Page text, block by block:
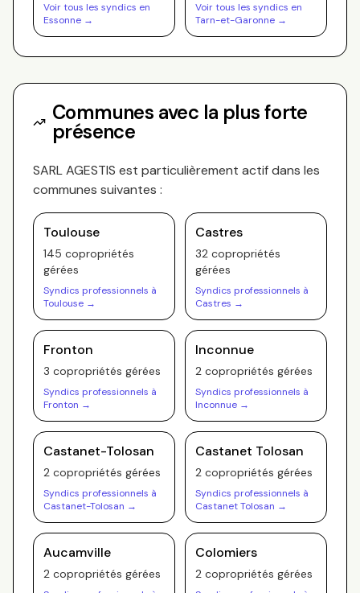
Voir tous les syndics en
Essonne →
Voir tous les syndics en
Tarn-et-Garonne →
Communes avec la plus forte
présence
SARL AGESTIS est particulièrement actif dans les
communes suivantes :
Toulouse
145 copropriétés
gérées
Syndics professionnels à
Toulouse →
Castres
32 copropriétés
gérées
Syndics professionnels à
Castres →
Fronton
3 copropriétés gérées
Syndics professionnels à
Fronton →
Inconnue
2 copropriétés gérées
Syndics professionnels à
Inconnue →
Castanet-Tolosan
2 copropriétés gérées
Syndics professionnels à
Castanet-Tolosan →
Castanet Tolosan
2 copropriétés gérées
Syndics professionnels à
Castanet Tolosan →
Aucamville
2 copropriétés gérées
Colomiers
2 copropriétés gérées